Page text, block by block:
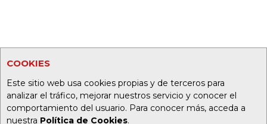
COOKIES
Este sitio web usa cookies propias y de terceros para
analizar el tráfico, mejorar nuestros servicio y conocer el
comportamiento del usuario. Para conocer más, acceda a
nuestra Política de Cookies.